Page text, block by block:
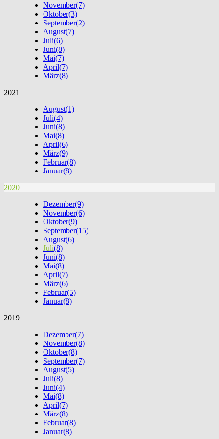
November(7)
Oktober(3)
September(2)
August(7)
Juli(6)
Juni(8)
Mai(7)
April(7)
März(8)
2021
August(1)
Juli(4)
Juni(8)
Mai(8)
April(6)
März(9)
Februar(8)
Januar(8)
2020
Dezember(9)
November(6)
Oktober(9)
September(15)
August(6)
Juli(8)
Juni(8)
Mai(8)
April(7)
März(6)
Februar(5)
Januar(8)
2019
Dezember(7)
November(8)
Oktober(8)
September(7)
August(5)
Juli(8)
Juni(4)
Mai(8)
April(7)
März(8)
Februar(8)
Januar(8)